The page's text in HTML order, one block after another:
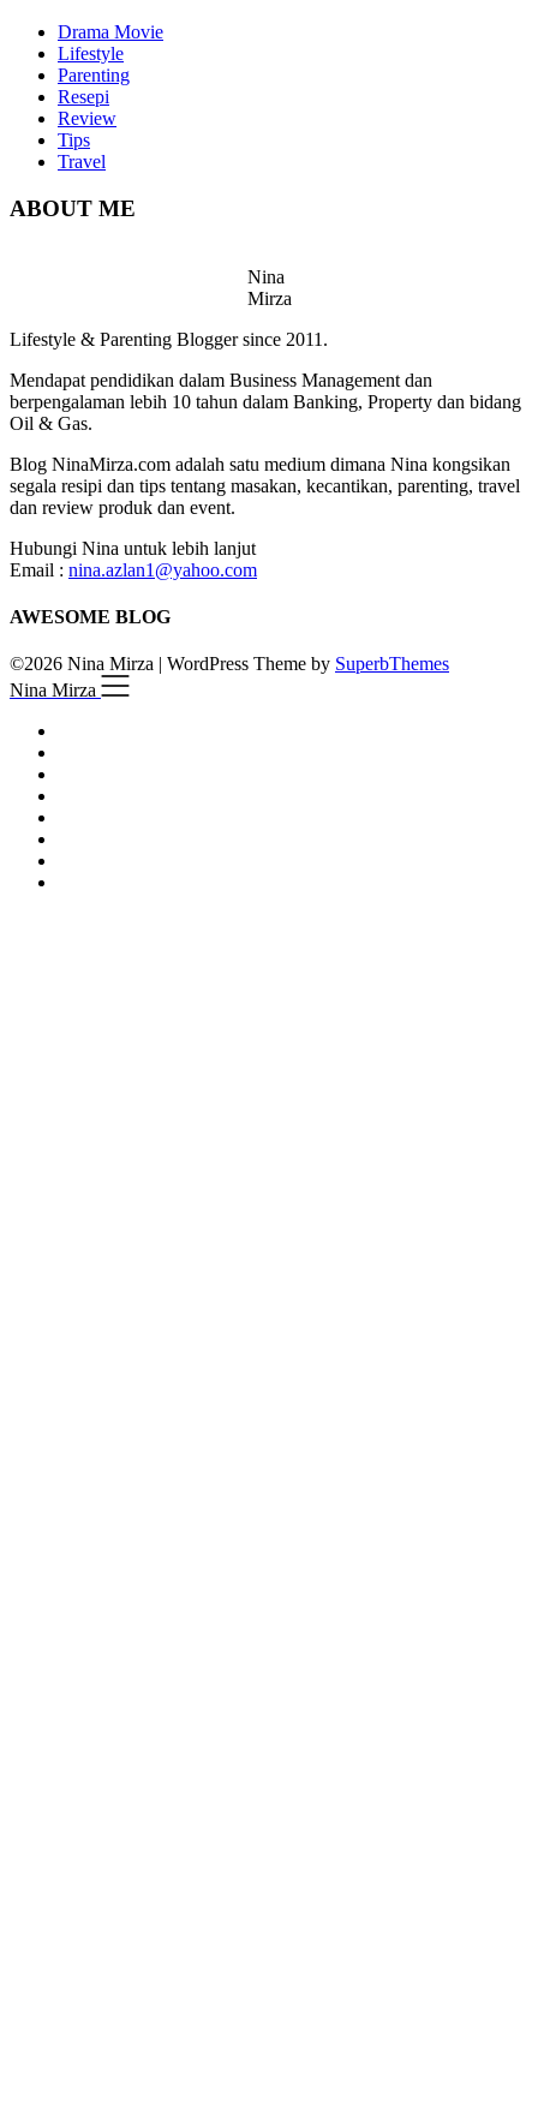
Drama Movie
Lifestyle
Parenting
Resepi
Review
Tips
Travel
ABOUT ME
Nina
Mirza
Lifestyle & Parenting Blogger since 2011.
Mendapat pendidikan dalam Business Management dan
berpengalaman lebih 10 tahun dalam Banking, Property dan bidang
Oil & Gas.
Blog NinaMirza.com adalah satu medium dimana Nina kongsikan
segala resipi dan tips tentang masakan, kecantikan, parenting, travel
dan review produk dan event.
Hubungi Nina untuk lebih lanjut
Email : nina.azlan1@yahoo.com
AWESOME BLOG
©2026 Nina Mirza | WordPress Theme by SuperbThemes
Nina Mirza